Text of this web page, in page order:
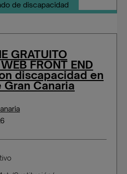
de discapacidad
GRATUITO
FRONT END
discapacidad en
Gran Canaria